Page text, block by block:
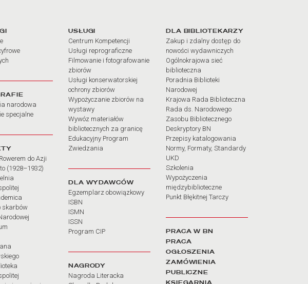
działów
narodowa
specjalne
do Azji
(1928–1932)
skarbów
USŁUGI
Centrum Kompetencji
Usługi reprograficzne
Filmowanie i fotografowanie
zbiorów
Usługi konserwatorskiej
ochrony zbiorów
Wypożyczanie zbiorów na
wystawy
Wywóz materiałów
bibliotecznych za granicę
Edukacyjny Program
Zwiedzania
DLA WYDAWCÓW
Egzemplarz obowiązkowy
ISBN
ISMN
ISSN
Program CIP
NAGRODY
Nagroda Literacka
DLA BIBLIOTEKARZY
Zakup i zdalny dostęp do
nowości wydawniczych
Ogólnokrajowa sieć
biblioteczna
Poradnia Biblioteki
Narodowej
Krajowa Rada Biblioteczna
Rada ds. Narodowego
Zasobu Bibliotecznego
Deskryptory BN
Przepisy katalogowania
Normy, Formaty, Standardy
UKD
Szkolenia
Wypożyczenia
międzybiblioteczne
Punkt Błękitnej Tarczy
PRACA W BN
PRACA
OGŁOSZENIA
ZAMÓWIENIA
PUBLICZNE